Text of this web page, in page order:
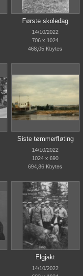
Første skoledag
14/10/2022
706 x 1024
468,05 Kbytes
Siste tømmerfløting
14/10/2022
1024 x 690
694,86 Kbytes
Elgjakt
14/10/2022